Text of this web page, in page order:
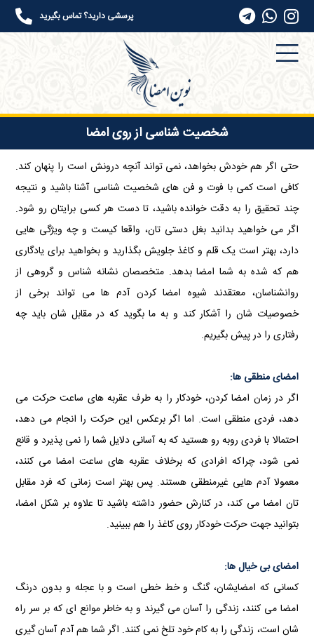
پرسشی دارید؟ تماس بگیرید
شخصیت شناسی از روی امضا
حتی اگر هم خودش بخواهد، نمی تواند آنچه درونش است را پنهان کند.
کافی است کمی با فوت و فن های شخصیت شناسی آشنا باشید و نتیجه
چند تحقیق را به دقت خوانده باشید، تا دست هر کسی برایتان رو شود.
اگر می خواهید بدانید بغل دستی تان، واقعا کیست و چه ویژگی هایی
دارد، بهتر است یک قلم و کاغذ جلویش بگذارید و بخواهید برای یادگاری
هم که شده به شما امضا بدهد. متخصصان نشانه شناس و گروهی از
روانشناسان، معتقدند شیوه امضا کردن آدم ها می تواند برخی از
خصوصیات شان را آشکار کند و به ما بگوید که در مقابل شان باید چه
رفتاری را در پیش بگیریم.
امضای منطقی ها:
اگر در زمان امضا کردن، خودکار را به طرف عقربه های ساعت حرکت می
دهد، فردی منطقی است. اما اگر برعکس این حرکت را انجام می دهد،
احتمالا با فردی روبه رو هستید که به آسانی دلایل شما را نمی پذیرد و قانع
نمی شود، چراکه افرادی که برخلاف عقربه های ساعت امضا می کنند،
معمولا آدم هایی غیرمنطقی هستند. پس بهتر است زمانی که فرد مقابل
تان امضا می کند، در کنارش حضور داشته باشید تا علاوه بر شکل امضا،
بتوانید جهت حرکت خودکار روی کاغذ را هم ببینید.
امضای بی خیال ها:
کسانی که امضایشان، گنگ و خط خطی است و با عجله و بدون درنگ
امضا می کنند، زندگی را آسان می گیرند و به خاطر موانع ای که بر سر راه
شان است، زندگی را به کام خود تلخ نمی کنند. اگر شما هم آدم آسان گیری